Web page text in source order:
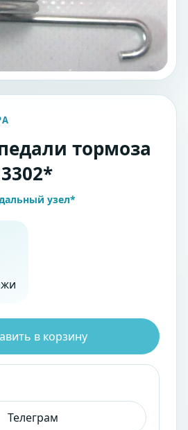
тормоза
узел*
в корзину
Телеграм